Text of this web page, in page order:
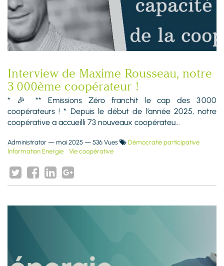
Interview de Maxime Rousseau, notre
3 000ème coopérateur !
* 🎉 ** Emissions Zéro franchit le cap des 3 000
coopérateurs ! * Depuis le début de l’année 2025, notre
coopérative a accueilli 73 nouveaux coopérateu...
Administrator — mai 2025 — 536 Vues
Démocratie participative
Information Énergie
Vie coopérative